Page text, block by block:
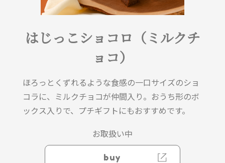
はじっこショコロ（ミルクチ
ョコ）
ほろっとくずれるような食感の一口サイズのショ
コラに、ミルクチョコが仲間入り。おうち形のボ
ックス入りで、プチギフトにもおすすめです。
お取扱い中
buy